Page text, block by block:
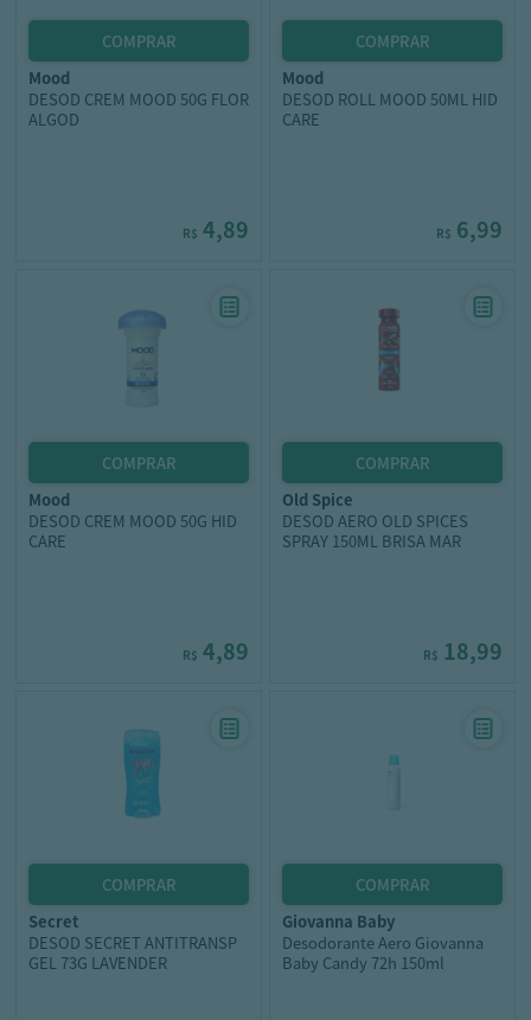
mood
DESOD CREM MOOD 50G FLOR
ALGOD
R$ 4,89
mood
DESOD ROLL MOOD 50ML HID
CARE
R$ 6,99
mood
DESOD CREM MOOD 50G HID
CARE
R$ 4,89
old spice
DESOD AERO OLD SPICES
SPRAY 150ML BRISA MAR
R$ 18,99
secret
DESOD SECRET ANTITRANSP
GEL 73G LAVENDER
giovanna baby
Desodorante Aero Giovanna
Baby Candy 72h 150ml